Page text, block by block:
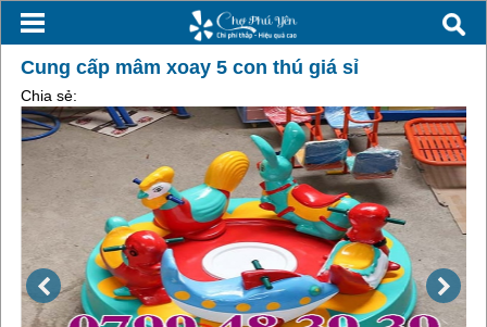
Cung cấp mâm xoay 5 con thú giá sỉ
Chia sẻ: